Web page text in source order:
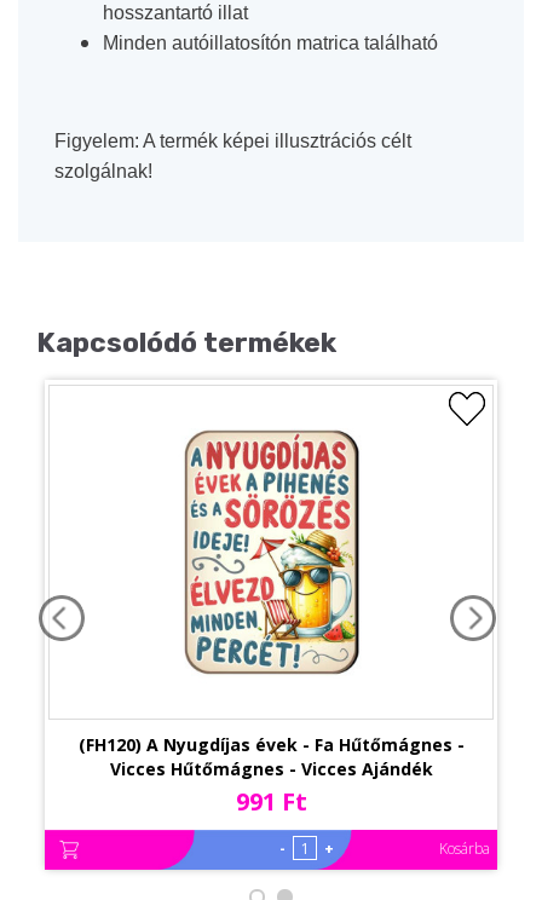
hosszantartó illat
Minden autóillatosítón matrica található
Figyelem: A termék képei illusztrációs célt
szolgálnak!
Kapcsolódó termékek
(FH120) A Nyugdíjas évek - Fa Hűtőmágnes -
Vicces Hűtőmágnes - Vicces Ajándék
Nyugdíjasnak
991 Ft
- + Kosárba